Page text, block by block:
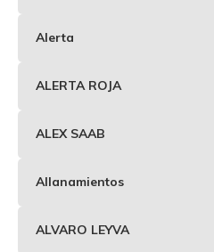
Alerta
ALERTA ROJA
ALEX SAAB
Allanamientos
ALVARO LEYVA